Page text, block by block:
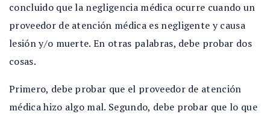
concluido que la negligencia médica ocurre cuando un
proveedor de atención médica es negligente y causa
lesión y/o muerte. En otras palabras, debe probar dos
cosas.
Primero, debe probar que el proveedor de atención
médica hizo algo mal. Segundo, debe probar que lo que